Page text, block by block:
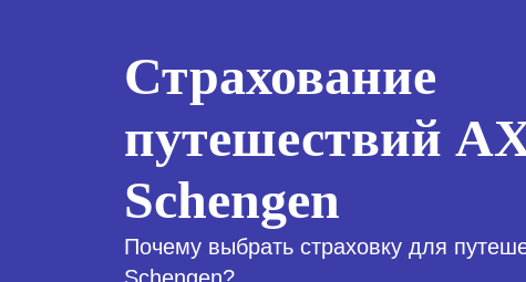
Страхование
путешествий
Schengen
Почему выбрать страховку для